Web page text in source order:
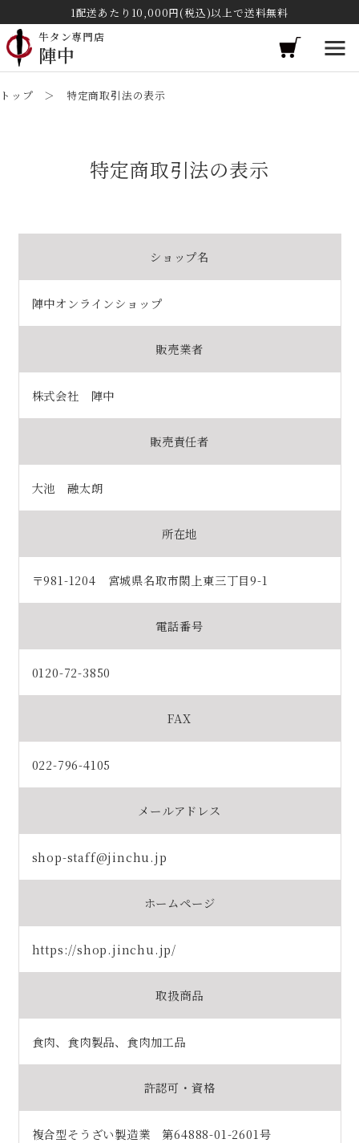
1配送あたり10,000円(税込)以上で送料無料
牛タン専門店
陣中
トップ ＞ 特定商取引法の表示
特定商取引法の表示
ショップ名
陣中オンラインショップ
販売業者
株式会社 陣中
販売責任者
大池 融太朗
所在地
〒981-1204 宮城県名取市閖上東三丁目9-1
電話番号
0120-72-3850
FAX
022-796-4105
メールアドレス
shop-staff@jinchu.jp
ホームページ
https://shop.jinchu.jp/
取扱商品
食肉、食肉製品、食肉加工品
許認可・資格
複合型そうざい製造業 第64888-01-2601号